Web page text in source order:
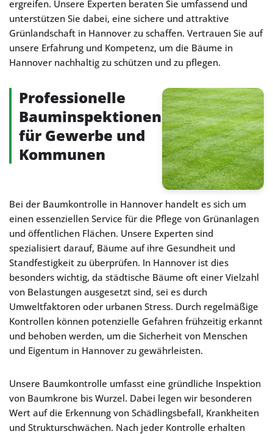
ergreifen. Unsere Experten beraten Sie umfassend und
unterstützen Sie dabei, eine sichere und attraktive
Grünlandschaft in Hannover zu schaffen. Vertrauen Sie auf
unsere Erfahrung und Kompetenz, um die Bäume in
Hannover nachhaltig zu schützen und zu pflegen.
Professionelle
Bauminspektionen
für Gewerbe und
Kommunen
Bei der Baumkontrolle in Hannover handelt es sich um
einen essenziellen Service für die Pflege von Grünanlagen
und öffentlichen Flächen. Unsere Experten sind
spezialisiert darauf, Bäume auf ihre Gesundheit und
Standfestigkeit zu überprüfen. In Hannover ist dies
besonders wichtig, da städtische Bäume oft einer Vielzahl
von Belastungen ausgesetzt sind, sei es durch
Umweltfaktoren oder urbanen Stress. Durch regelmäßige
Kontrollen können potenzielle Gefahren frühzeitig erkannt
und behoben werden, um die Sicherheit von Menschen
und Eigentum in Hannover zu gewährleisten.
Unsere Baumkontrolle umfasst eine gründliche Inspektion
von Baumkrone bis Wurzel. Dabei legen wir besonderen
Wert auf die Erkennung von Schädlingsbefall, Krankheiten
und Strukturschwächen. Nach jeder Kontrolle erhalten